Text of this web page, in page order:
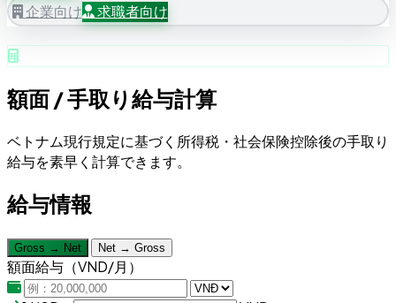
企業向け 求職者向け
額面 / 手取り給与計算
ベトナム現行規定に基づく所得税・社会保険控除後の手取り
給与を素早く計算できます。
給与情報
Gross → Net Net → Gross
額面給与（VND/月）